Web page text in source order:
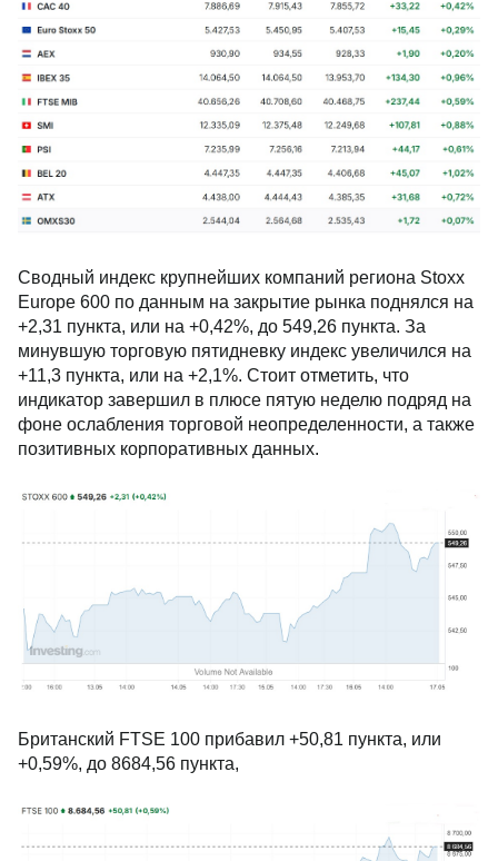
Сводный индекс крупнейших компаний региона Stoxx
Europe 600 по данным на закрытие рынка поднялся на
+2,31 пункта, или на +0,42%, до 549,26 пункта. За
минувшую торговую пятидневку индекс увеличился на
+11,3 пункта, или на +2,1%. Стоит отметить, что
индикатор завершил в плюсе пятую неделю подряд на
фоне ослабления торговой неопределенности, а также
позитивных корпоративных данных.
Британский FTSE 100 прибавил +50,81 пункта, или
+0,59%, до 8684,56 пункта,